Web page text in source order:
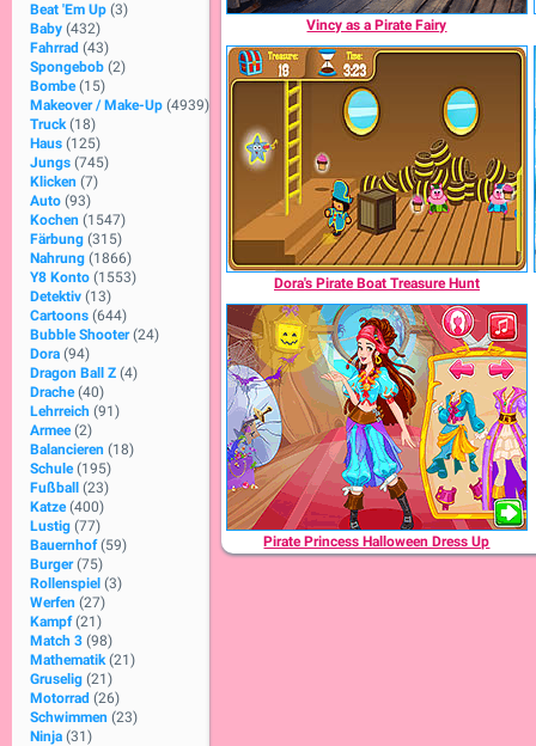
Beat 'Em Up (3)
Baby (432)
Fahrrad (43)
Spongebob (2)
Bombe (15)
Makeover / Make-Up (4939)
Truck (18)
Haus (125)
Jungs (745)
Klicken (7)
Auto (93)
Kochen (1547)
Färbung (315)
Nahrung (1866)
Y8 Konto (1553)
Detektiv (13)
Cartoons (644)
Bubble Shooter (24)
Dora (94)
Dragon Ball Z (4)
Drache (40)
Lehrreich (91)
Armee (2)
Balancieren (18)
Schule (195)
Fußball
(23)
Katze (400)
Lustig (77)
Bauernhof (59)
Burger (75)
Rollenspiel (3)
Werfen (27)
Kampf (21)
Match 3 (98)
Mathematik (21)
Gruselig (21)
Motorrad (26)
Schwimmen (23)
Ninja (31)
Vincy as a Pirate Fairy
Dora's Pirate Boat Treasure Hunt
Pirate Princess Halloween Dress Up